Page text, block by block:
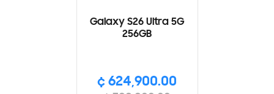
Galaxy S26 Ultra 5G
256GB
¢ 624,900.00